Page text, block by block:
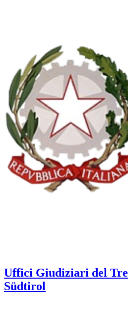
Uffici Giudiziari del
Südtirol